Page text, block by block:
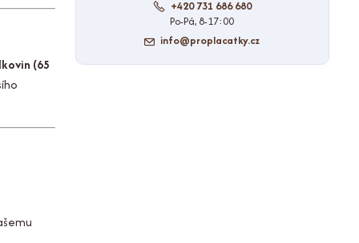
(65
+420 731 686 680
Po-Pá, 8-17:00
info@proplacatky.cz